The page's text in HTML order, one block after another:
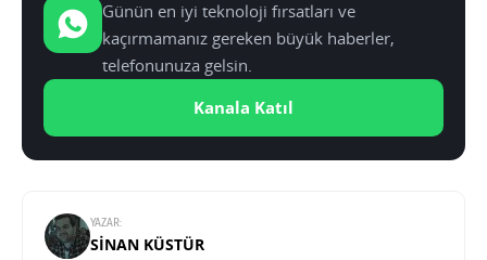
Günün en iyi teknoloji fırsatları ve
kaçırmamanız gereken büyük haberler,
telefonunuza gelsin.
Kanala Katıl
YAZAR:
SINAN KÜSTÜR